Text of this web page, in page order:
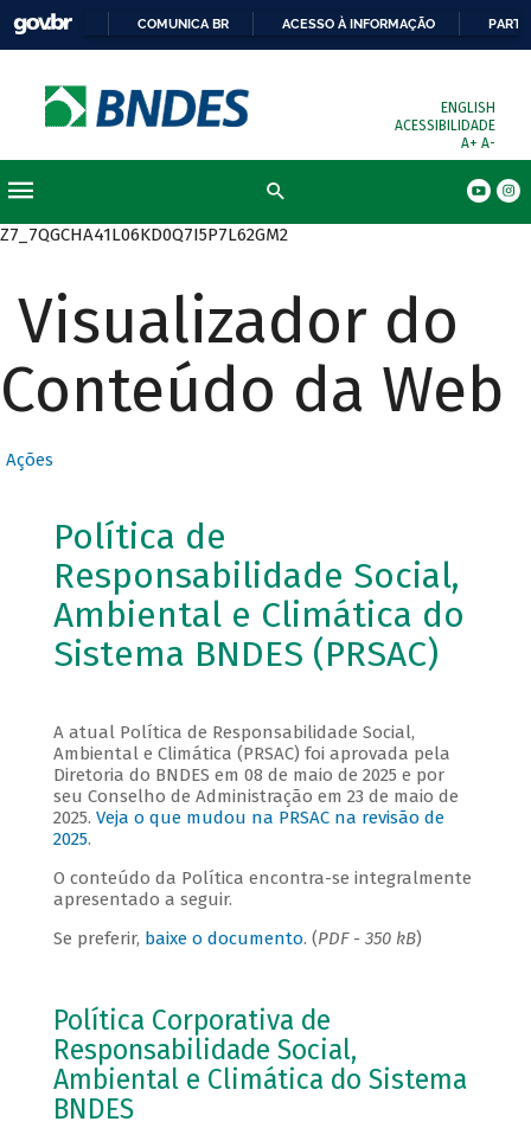
COMUNICA BR ACESSO À INFORMAÇÃO
ENGLISH
ACESSIBILIDADE
A+ A-
Z7_7QGCHA41L06KD0Q7I5P7L62GM2
Visualizador do
Conteúdo da Web
Ações
Política de
Responsabilidade Social,
Ambiental e Climática do
Sistema BNDES (PRSAC)
A atual Política de Responsabilidade Social,
Ambiental e Climática (PRSAC) foi aprovada pela
Diretoria do BNDES em 08 de maio de 2025 e por
seu Conselho de Administração em 23 de maio de
2025. Veja o que mudou na PRSAC na revisão de
2025.
O conteúdo da Política encontra-se integralmente
apresentado a seguir.
Se preferir, baixe o documento. (PDF - 350 kB)
Política Corporativa de
Responsabilidade Social,
Ambiental e Climática do Sistema
BNDES